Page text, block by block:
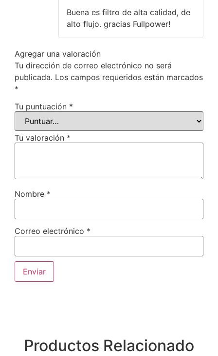
Buena es filtro de alta calidad, de
alto flujo. gracias Fullpower!
Agregar una valoración
Tu dirección de correo electrónico no será
publicada. Los campos requeridos están marcados
*
Tu puntuación *
Tu valoración *
Nombre *
Correo electrónico *
Productos Relacionado